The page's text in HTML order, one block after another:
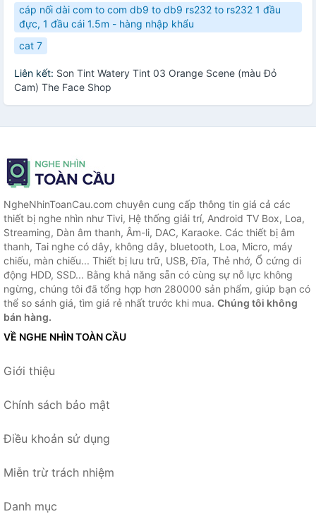
cáp nối dài com to com db9 to db9 rs232 to rs232 1 đầu
đực, 1 đầu cái 1.5m - hàng nhập khẩu
cat 7
Liên kết: Son Tint Watery Tint 03 Orange Scene (màu Đỏ
Cam) The Face Shop
NgheNhinToanCau.com chuyên cung cấp thông tin giá cả các
thiết bị nghe nhìn như Tivi, Hệ thống giải trí, Android TV Box, Loa,
Streaming, Dàn âm thanh, Âm-li, DAC, Karaoke. Các thiết bị âm
thanh, Tai nghe có dây, không dây, bluetooth, Loa, Micro, máy
chiếu, màn chiếu... Thiết bị lưu trữ, USB, Đĩa, Thẻ nhớ, Ổ cứng di
động HDD, SSD... Bằng khả năng sẵn có cùng sự nỗ lực không
ngừng, chúng tôi đã tổng hợp hơn 280000 sản phẩm, giúp bạn có
thể so sánh giá, tìm giá rẻ nhất trước khi mua. Chúng tôi không
bán hàng.
VỀ NGHE NHÌN TOÀN CẦU
Giới thiệu
Chính sách bảo mật
Điều khoản sử dụng
Miễn trừ trách nhiệm
Danh mục